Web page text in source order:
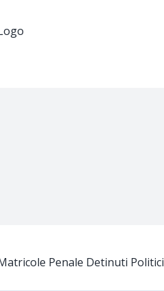
Penale Detinuti Politici